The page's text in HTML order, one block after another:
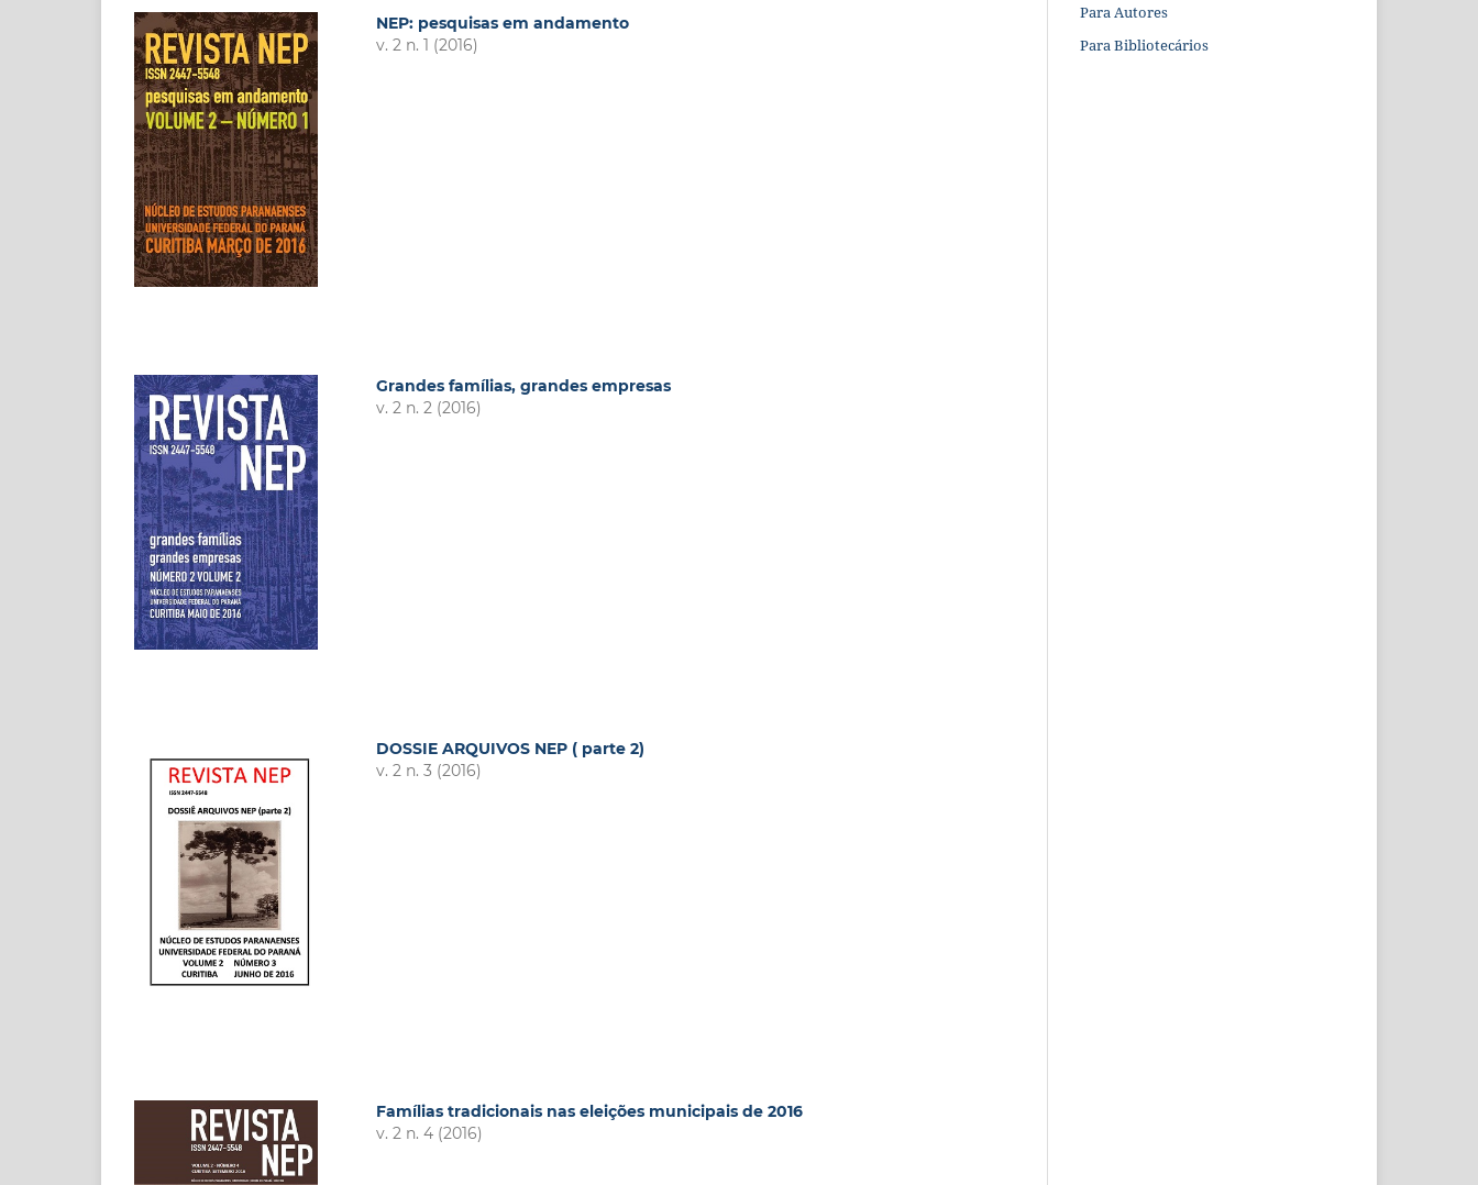
NEP: pesquisas em andamento
v. 2 n. 1 (2016)
Grandes famílias, grandes empresas
v. 2 n. 2 (2016)
DOSSIE ARQUIVOS NEP ( parte 2)
v. 2 n. 3 (2016)
Famílias tradicionais nas eleições municipais de 2016
v. 2 n. 4 (2016)
Para Autores
Para Bibliotecários